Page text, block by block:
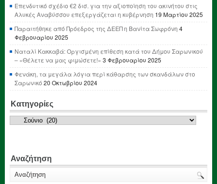
Επενδυτικό σχέδιο €2 δισ. για την αξιοποίηση του ακινήτου στις
Αλυκές Αναβύσσου επεξεργάζεται η κυβέρνηση 19 Μαρτίου 2025
Παραιτήθηκε από Πρόεδρος της ΔΕΕΠ η Βανίτα Σωφρόνη 4
Φεβρουαρίου 2025
Ναταλί Κακκαβά: Οργισμένη επίθεση κατά του Δήμου Σαρωνικού
– «Θέλετε να μας φιμώσετε!» 3 Φεβρουαρίου 2025
Φενάκη, τα μεγάλα λόγια περί κάθαρσης των σκανδάλων στο
Σαρωνικό 20 Οκτωβρίου 2024
Κατηγορίες
Κατηγορίες
Αναζήτηση